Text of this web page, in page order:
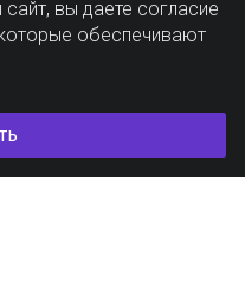
вы даете согласие
обеспечивают